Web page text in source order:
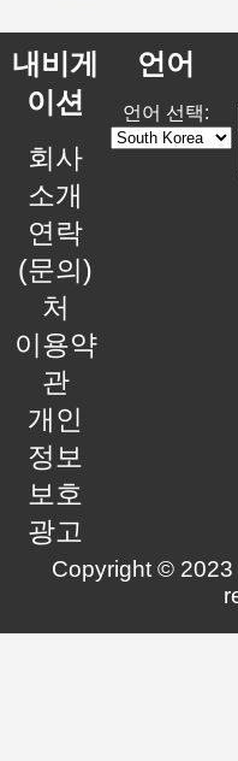
내비게
이션
회사
소개
연락
(문의)
처
이용약
관
개인
정보
보호
광고
언어
언어 선택:
Copyright © 2023